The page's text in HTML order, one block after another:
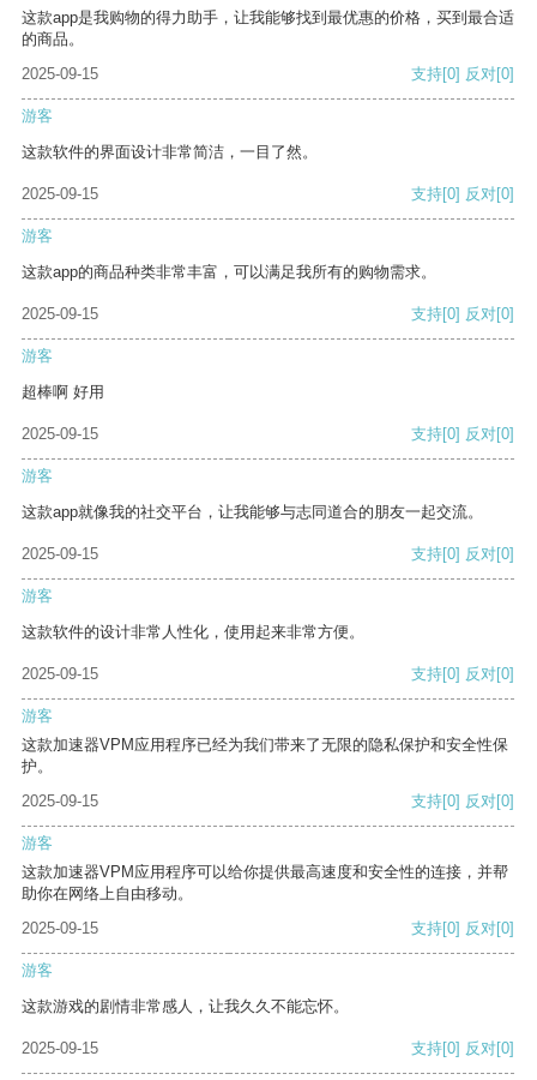
这款app是我购物的得力助手，让我能够找到最优惠的价格，买到最合适
的商品。
2025-09-15
支持[0] 反对[0]
游客
这款软件的界面设计非常简洁，一目了然。
2025-09-15 支持[0] 反对[0]
游客
这款app的商品种类非常丰富，可以满足我所有的购物需求。
2025-09-15 支持[0] 反对[0]
游客
超棒啊 好用
2025-09-15 支持[0] 反对[0]
游客
这款app就像我的社交平台，让我能够与志同道合的朋友一起交流。
2025-09-15 支持[0] 反对[0]
游客
这款软件的设计非常人性化，使用起来非常方便。
2025-09-15 支持[0] 反对[0]
游客
这款加速器VPM应用程序已经为我们带来了无限的隐私保护和安全性保
护。
2025-09-15
支持[0] 反对[0]
游客
这款加速器VPM应用程序可以给你提供最高速度和安全性的连接，并帮
助你在网络上自由移动。
2025-09-15
支持[0] 反对[0]
游客
这款游戏的剧情非常感人，让我久久不能忘怀。
2025-09-15 支持[0] 反对[0]